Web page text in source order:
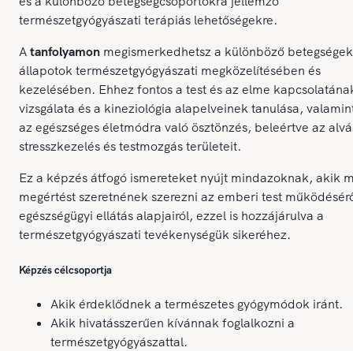
természetgyógyászati terápiás lehetőségekre.
Atanfolyamon megismerkedhetsz a különböző
állapotok természetgyógyászati megközelítésében és
kezelésében. Ehhez fontos a test és az elme
vizsgálata és a kineziológia alapelveinek tanulása,
az egészséges életmódra való ösztönzés, beleértve az
stresszkezelés és testmozgás területeit.
Ez a képzés átfogó ismereteket nyújt mindazoknak, akik
megértést szeretnének szerezni az emberi test
egészségügyi ellátás alapjairól, ezzel is hozzájárulva a
természetgyógyászati tevékenységük sikeréhez.
Képzés célcsoportja
Akik érdeklődnek a természetes gyógymódok iránt.
Akik hivatásszerűen kívánnak foglalkozni a
természetgyógyászattal.